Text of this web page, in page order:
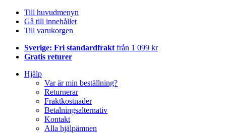
Till huvudmenyn
Gå till innehållet
Till varukorgen
Sverige: Fri standardfrakt från 1 099 kr
Gratis returer
Hjälp
Var är min beställning?
Returnerar
Fraktkostnader
Betalningsalternativ
Kontakt
Alla hjälpämnen